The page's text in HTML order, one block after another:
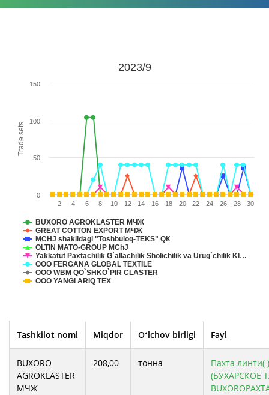
Trade sets
2023/9
BUXORO AGROKLASTER МЧЖ
GREAT COTTON EXPORT МЧЖ
MCHJ shaklidagi "Toshbuloq-TEKS" QК
OLTIN MATO-GROUP MChJ
Yakkatut Paxtachilik G`allachilik Sholichilik va Urug`chilik Kl…
ООО FERGANA GLOBAL TEXTILE
ООО WBM QO`SHKO`PIR CLASTER
ООО YANGI ARIQ TEX
2 4 6 8 10 12 14 16 18 20 22 24 26 28 30
0
50
100
150
Tashkilot nomi Miqdor O‘lchov birligi Fayl
BUXORO
AGROKLASTER
МЧЖ
208,00 тонна
Пахта линти( )
(БУХАРСКОЕ